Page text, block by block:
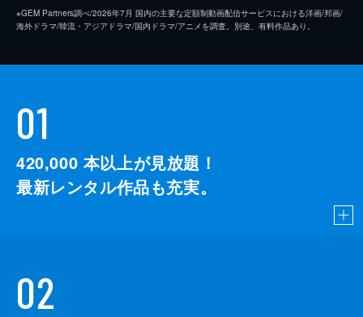
※GEM Partners調べ/2026年7⽉ 国内の主要な定額制動画配信サービスにおける洋画/邦画/
海外ドラマ/韓流・アジアドラマ/国内ドラマ/アニメを調査。別途、有料作品あり。
01
420,000 本以上が見放題！
最新レンタル作品も充実。
02